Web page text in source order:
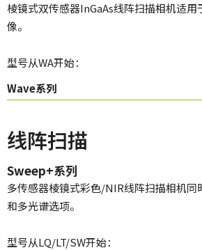
棱镜式双传感器InGaAs线阵扫描相机适用
像。
型号从WA开始：
Wave系列
线阵扫描
Sweep+系列
多传感器棱镜式彩色/NIR线阵扫描相机同
和多光谱选项。
型号从LQ/LT/SW开始：